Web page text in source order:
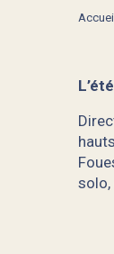
solo,